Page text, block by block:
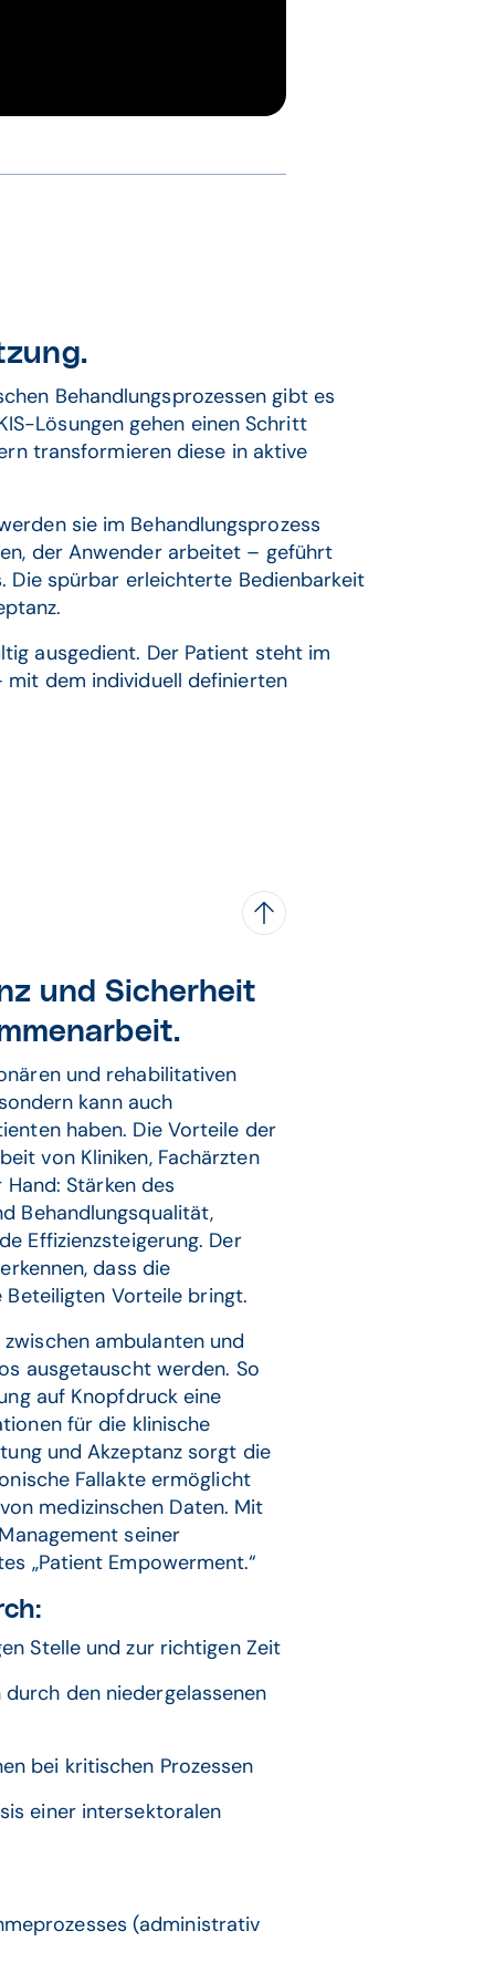
Behandlungsprozessen gibt es
Lösungen gehen einen Schritt
transformieren diese in aktive
sie im Behandlungsprozess
der Anwender arbeitet – geführt
spürbar erleichterte Bedienbarkeit
ausgedient. Der Patient steht im
mit dem individuell definierten
und Sicherheit
und rehabilitativen
kann auch
haben. Die Vorteile der
von Kliniken, Fachärzten
Stärken des
Behandlungsqualität,
Effizienzsteigerung. Der
dass die
Vorteile bringt.
ambulanten und
ausgetauscht werden. So
auf Knopfdruck eine
für die klinische
und Akzeptanz sorgt die
Fallakte ermöglicht
medizinschen Daten. Mit
seiner
„Patient Empowerment.“
Stelle und zur richtigen Zeit
den niedergelassenen
bei kritischen Prozessen
einer intersektoralen
(administrativ